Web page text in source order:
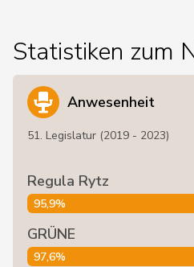
Statistiken zum
Anwesenheit
51. Legislatur (2019 - 2023)
Regula Rytz
95,9%
GRÜNE
97,6%